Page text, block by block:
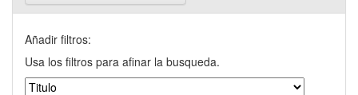
Añadir filtros:
Usa los filtros para afinar la busqueda.